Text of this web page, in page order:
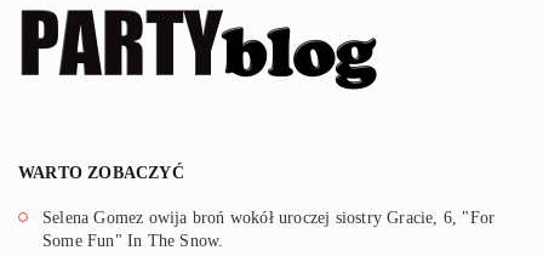
WARTO ZOBACZYĆ
Selena Gomez owija broń wokół uroczej siostry Gracie, 6, "For
Some Fun" In The Snow.